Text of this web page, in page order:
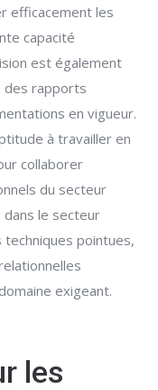
efficacement les
capacité
est également
des rapports
en vigueur.
à travailler en
collaborer
du secteur
le secteur
pointues,
exigeant.
les